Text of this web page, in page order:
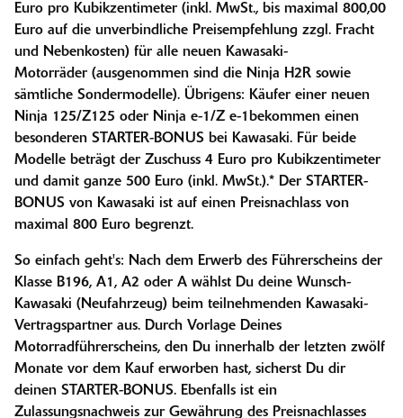
Euro pro Kubikzentimeter (inkl. MwSt., bis maximal 800,00
Euro auf die unverbindliche Preisempfehlung zzgl. Fracht
und Nebenkosten) für alle neuen Kawasaki-
Motorräder (ausgenommen sind die Ninja H2R sowie
sämtliche Sondermodelle). Übrigens: Käufer einer neuen
Ninja 125/Z125 oder Ninja e-1/Z e-1bekommen einen
besonderen STARTER-BONUS bei Kawasaki. Für beide
Modelle beträgt der Zuschuss 4 Euro pro Kubikzentimeter
und damit ganze 500 Euro (inkl. MwSt.).* Der STARTER-
BONUS von Kawasaki ist auf einen Preisnachlass von
maximal 800 Euro begrenzt.
So einfach geht's: Nach dem Erwerb des Führerscheins der
Klasse B196, A1, A2 oder A wählst Du deine Wunsch-
Kawasaki (Neufahrzeug) beim teilnehmenden Kawasaki-
Vertragspartner aus. Durch Vorlage Deines
Motorradführerscheins, den Du innerhalb der letzten zwölf
Monate vor dem Kauf erworben hast, sicherst Du dir
deinen STARTER-BONUS. Ebenfalls ist ein
Zulassungsnachweis zur Gewährung des Preisnachlasses